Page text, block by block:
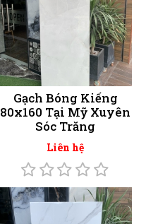
Gạch Bóng Kiếng
80x160 Tại Mỹ Xuyên
Sóc Trăng
Liên hệ